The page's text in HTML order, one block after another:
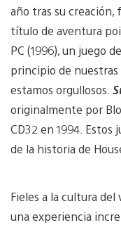
año tras su
título de aventura
PC (1996), un juego
principio de nuestras
estamos orgullosos.
originalmente por
CD32 en 1994.
de la historia de
Fieles a la cultura
una experiencia